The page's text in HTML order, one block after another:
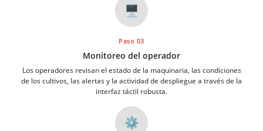
🖥️
Paso 03
Monitoreo del operador
Los operadores revisan el estado de la maquinaria, las condiciones
de los cultivos, las alertas y la actividad de despliegue a través de la
interfaz táctil robusta.
⚙️